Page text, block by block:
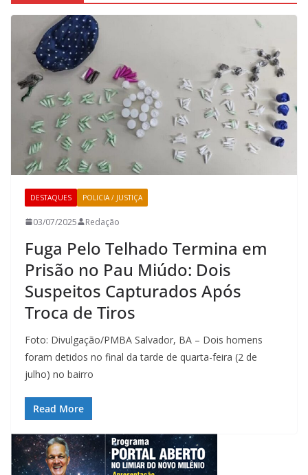
DESTAQUES POLICIA / JUSTIÇA
03/07/2025 Redação
Fuga Pelo Telhado Termina em
Prisão no Pau Miúdo: Dois
Suspeitos Capturados Após
Troca de Tiros
Foto: Divulgação/PMBA Salvador, BA – Dois homens
foram detidos no final da tarde de quarta-feira (2 de
julho) no bairro
Read More